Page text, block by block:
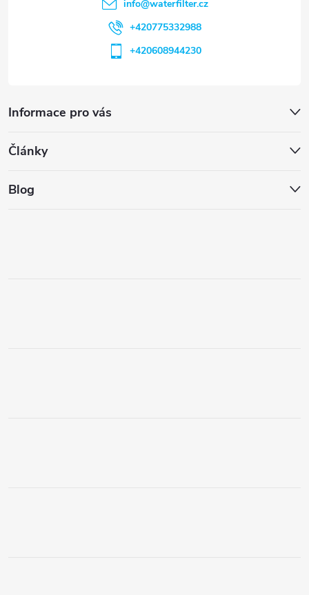
Informace pro vás
Články
Blog
info@waterfilter.cz
+420775332988
+420608944230